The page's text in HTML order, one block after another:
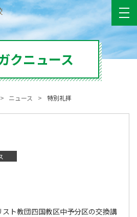
クニュース
ニュース 特別礼拝
ト教団四国教区中予分区の交換講